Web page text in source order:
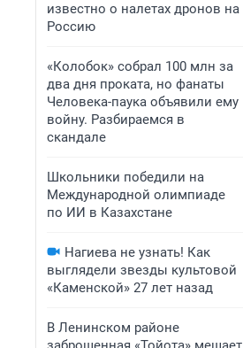
известно о налетах дронов на
Россию
«Колобок» собрал 100 млн за
два дня проката, но фанаты
Человека-паука объявили ему
войну. Разбираемся в
скандале
Школьники победили на
Международной олимпиаде
по ИИ в Казахстане
Нагиева не узнать! Как
выглядели звезды культовой
«Каменской» 27 лет назад
В Ленинском районе